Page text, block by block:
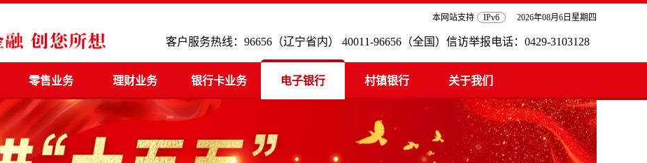
本网站支持 IPv6 2026年08月6日星期四
客户服务热线：96656（辽宁省内） 40011-96656（全国）信访举报电话：0429-3103128
零售业务 理财业务 银行卡业务 电子银行 村镇银行 关于我们